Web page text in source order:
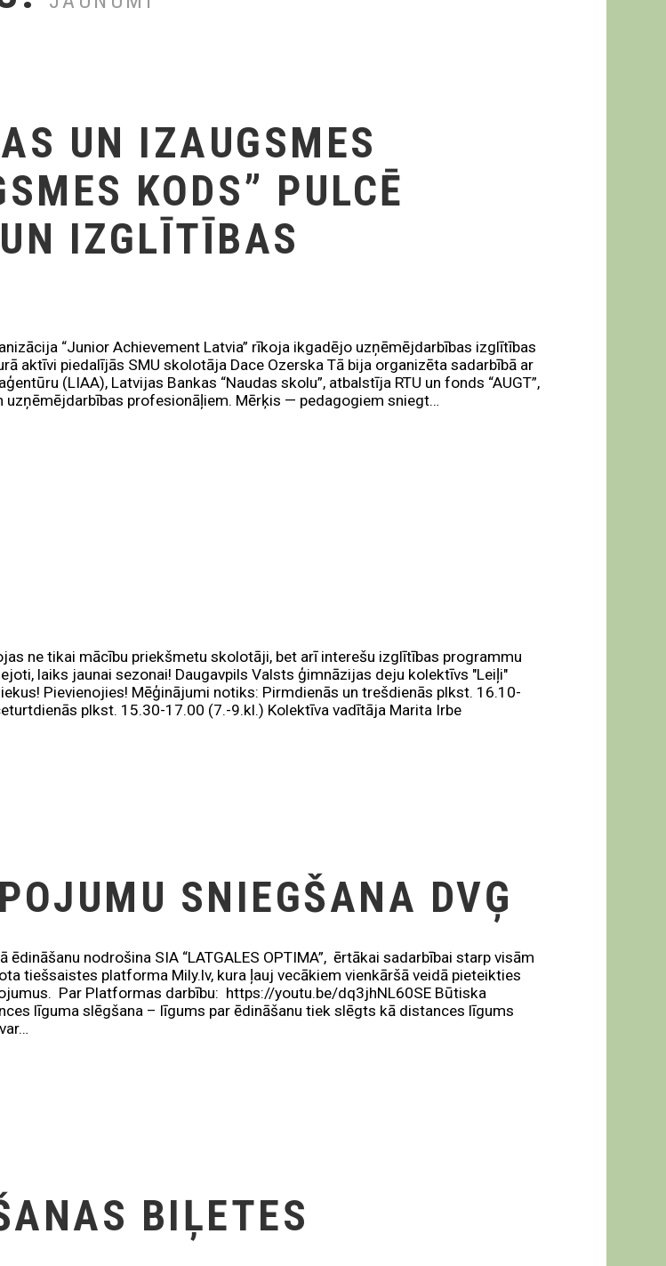
UN IZAUGSMES
KODS” PULCĒ
IZGLĪTĪBAS
“Junior Achievement Latvia” rīkoja ikgadējo uzņēmējdarbības izglītības
aktīvi piedalījās SMU skolotāja Dace Ozerska Tā bija organizēta sadarbībā ar
(LIAA), Latvijas Bankas “Naudas skolu”, atbalstīja RTU un fonds “AUGT”,
uzņēmējdarbības profesionāļiem. Mērķis — pedagogiem sniegt…
ne tikai mācību priekšmetu skolotāji, bet arī interešu izglītības programmu
laiks jaunai sezonai! Daugavpils Valsts ģimnāzijas deju kolektīvs "Leiļi"
Pievienojies! Mēģinājumi notiks: Pirmdienās un trešdienās plkst. 16.10-
plkst. 15.30-17.00 (7.-9.kl.) Kolektīva vadītāja Marita Irbe
SNIEGŠANA DVĢ
ēdināšanu nodrošina SIA “LATGALES OPTIMA”, ērtākai sadarbībai starp visām
tiešsaistes platforma Mily.lv, kura ļauj vecākiem vienkāršā veidā pieteikties
Par Platformas darbību: https://youtu.be/dq3jhNL60SE Būtiska
līguma slēgšana – līgums par ēdināšanu tiek slēgts kā distances līgums
BIĻETES